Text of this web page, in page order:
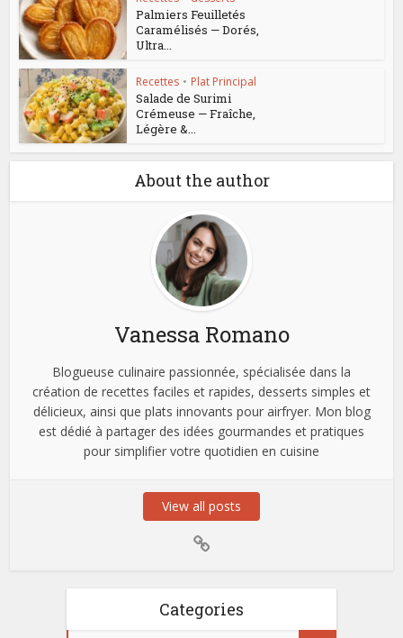
Palmiers Feuilletés
Caramélisés — Dorés,
Ultra...
Recettes • Plat Principal
Salade de Surimi
Crémeuse — Fraîche,
Légère &...
About the author
Vanessa Romano
Blogueuse culinaire passionnée, spécialisée dans la
création de recettes faciles et rapides, desserts simples et
délicieux, ainsi que plats innovants pour airfryer. Mon blog
est dédié à partager des idées gourmandes et pratiques
pour simplifier votre quotidien en cuisine
View all posts
Categories